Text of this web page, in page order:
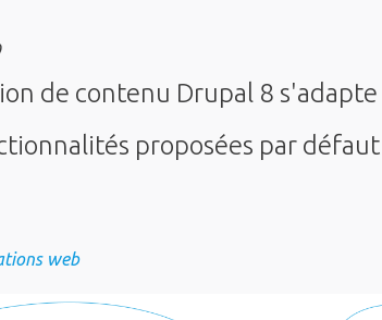
de contenu Drupal 8
proposées par
web